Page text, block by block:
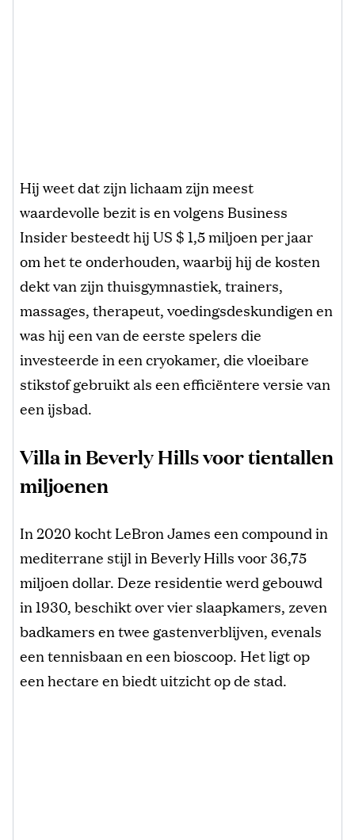
Hij weet dat zijn lichaam zijn meest
waardevolle bezit is en volgens Business
Insider besteedt hij US $ 1,5 miljoen per jaar
om het te onderhouden, waarbij hij de kosten
dekt van zijn thuisgymnastiek, trainers,
massages, therapeut, voedingsdeskundigen en
was hij een van de eerste spelers die
investeerde in een cryokamer, die vloeibare
stikstof gebruikt als een efficiëntere versie van
een ijsbad.
Villa in Beverly Hills voor tientallen
miljoenen
In 2020 kocht LeBron James een compound in
mediterrane stijl in Beverly Hills voor 36,75
miljoen dollar. Deze residentie werd gebouwd
in 1930, beschikt over vier slaapkamers, zeven
badkamers en twee gastenverblijven, evenals
een tennisbaan en een bioscoop. Het ligt op
een hectare en biedt uitzicht op de stad.